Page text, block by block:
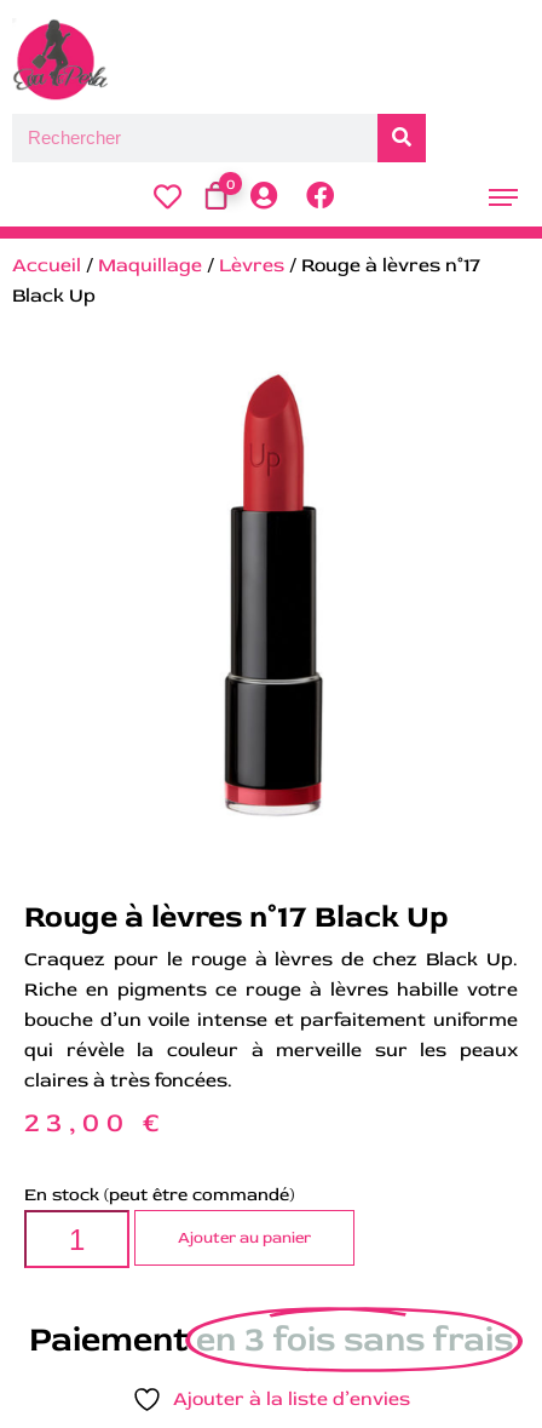
0
Accueil / Maquillage / Lèvres / Rouge à lèvres n°17
Black Up
Rouge à lèvres n°17 Black Up
Craquez pour le rouge à lèvres de chez Black Up.
Riche en pigments ce rouge à lèvres habille votre
bouche d’un voile intense et parfaitement uniforme
qui révèle la couleur à merveille sur les peaux
claires à très foncées.
23,00 €
En stock (peut être commandé)
Ajouter au panier
Paiementen 3 fois sans frais
Ajouter à la liste d’envies